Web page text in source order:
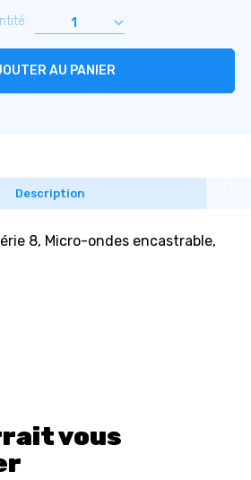
AU PANIER
Description
8, Micro-ondes encastrable,
vous